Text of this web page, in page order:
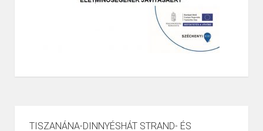
TISZANÁNA-DINNYÉSHÁT STRAND- ÉS